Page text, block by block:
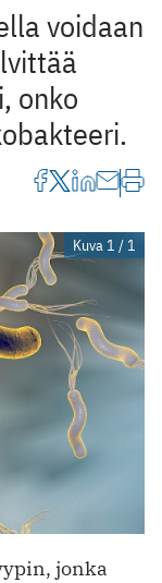
voidaan
onko
Kuva 1 / 1
jonka